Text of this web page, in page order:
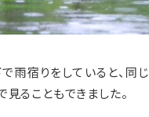
雨宿りをしていると、同
見ることもできました。